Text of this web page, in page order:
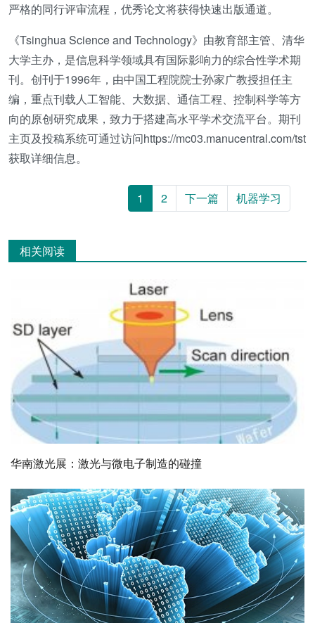
严格的同行评审流程，优秀论文将获得快速出版通道。
《Tsinghua Science and Technology》由教育部主管、清华
大学主办，是信息科学领域具有国际影响力的综合性学术期
刊。创刊于1996年，由中国工程院院士孙家广教授担任主
编，重点刊载人工智能、大数据、通信工程、控制科学等方
向的原创研究成果，致力于搭建高水平学术交流平台。期刊
主页及投稿系统可通过访问https://mc03.manucentral.com/tst
获取详细信息。
1 2 下一篇 机器学习
相关阅读
华南激光展：激光与微电子制造的碰撞